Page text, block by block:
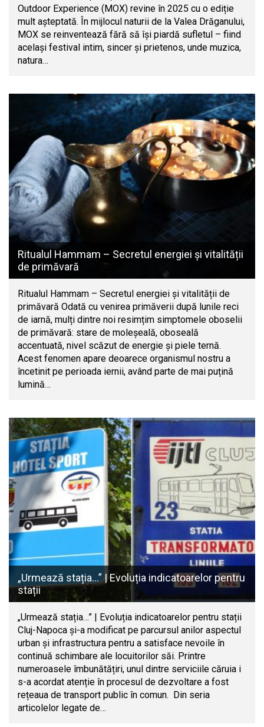
Outdoor Experience (MOX) revine în 2025 cu o ediție
mult așteptată. În mijlocul naturii de la Valea Drăganului,
MOX se reinventează fără să își piardă sufletul – fiind
același festival intim, sincer și prietenos, unde muzica,
natura…
Ritualul Hammam – Secretul energiei și vitalității
de primăvară
Ritualul Hammam – Secretul energiei și vitalității de
primăvară Odată cu venirea primăverii după lunile reci
de iarnă, mulți dintre noi resimțim simptomele oboselii
de primăvară: stare de moleșeală, oboseală
accentuată, nivel scăzut de energie și piele ternă.
Acest fenomen apare deoarece organismul nostru a
încetinit pe perioada iernii, având parte de mai puțină
lumină…
„Urmează stația…” | Evoluția indicatoarelor pentru
stații
„Urmează stația…” | Evoluția indicatoarelor pentru stații
Cluj-Napoca și-a modificat pe parcursul anilor aspectul
urban și infrastructura pentru a satisface nevoile în
continuă schimbare ale locuitorilor săi. Printre
numeroasele îmbunătățiri, unul dintre serviciile căruia i
s-a acordat atenție în procesul de dezvoltare a fost
rețeaua de transport public în comun. Din seria
articolelor legate de…